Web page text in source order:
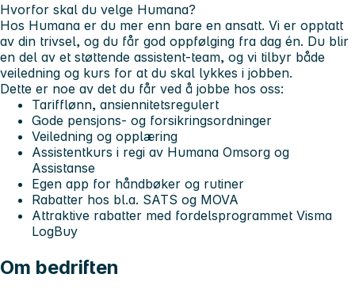
Hvorfor skal du velge Humana?
Hos Humana er du mer enn bare en ansatt. Vi er opptatt
av din trivsel, og du får god oppfølging fra dag én. Du blir
en del av et støttende assistent-team, og vi tilbyr både
veiledning og kurs for at du skal lykkes i jobben.
Dette er noe av det du får ved å jobbe hos oss:
Tarifflønn, ansiennitetsregulert
Gode pensjons- og forsikringsordninger
Veiledning og opplæring
Assistentkurs i regi av Humana Omsorg og
Assistanse
Egen app for håndbøker og rutiner
Rabatter hos bl.a. SATS og MOVA
Attraktive rabatter med fordelsprogrammet Visma
LogBuy
Om bedriften